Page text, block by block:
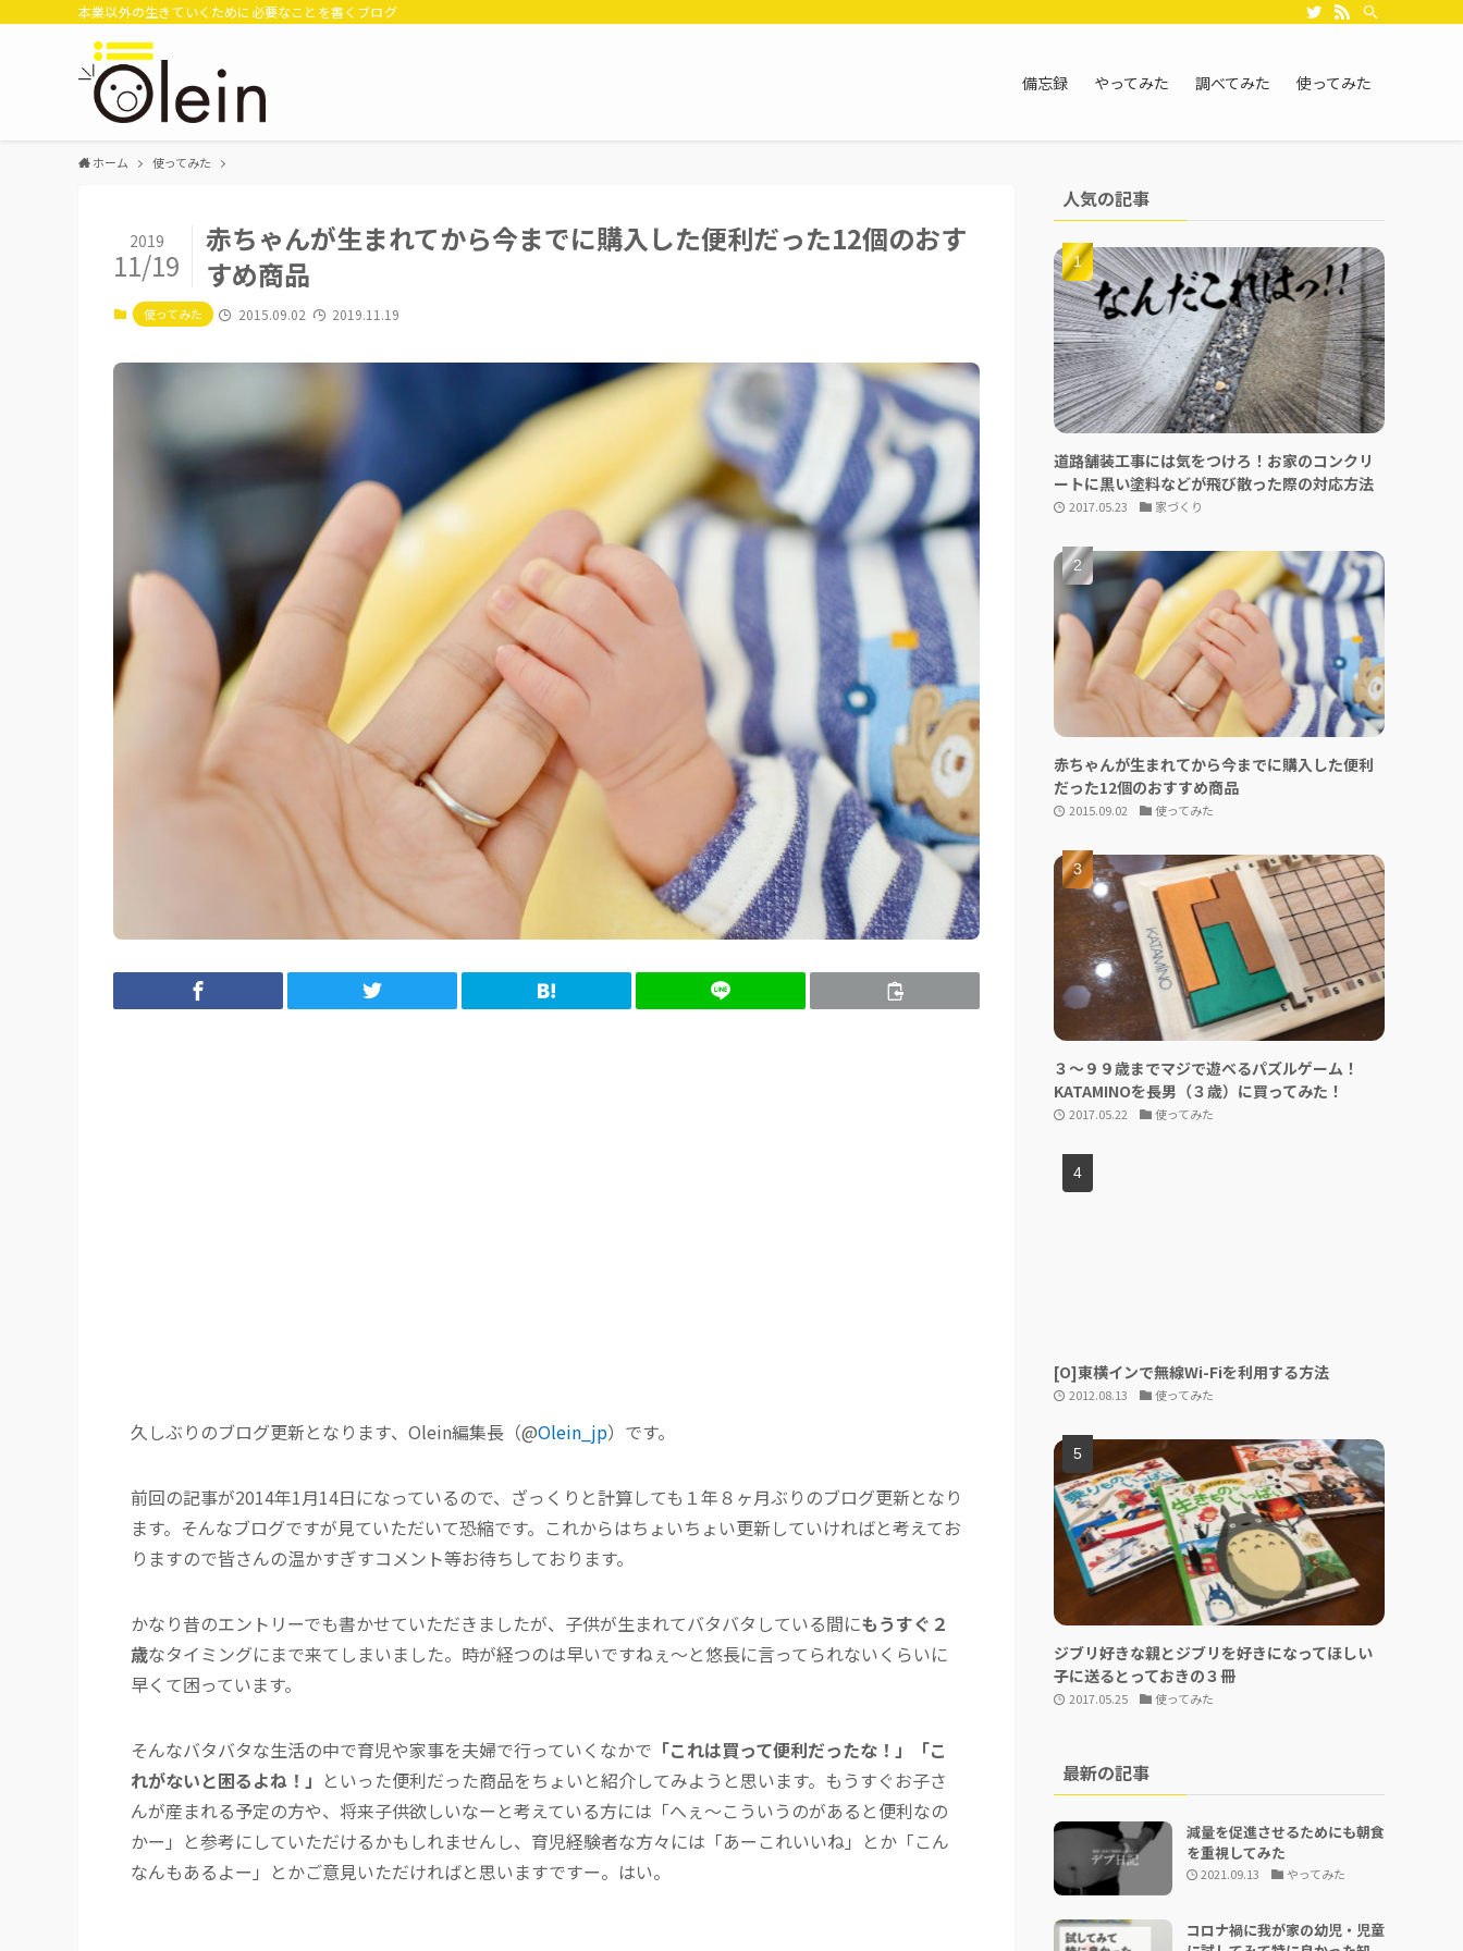
本業以外の生きていくために必要なことを書くブログ
備忘録 やってみた 調べてみた 使ってみた
ホーム 使ってみた
赤ちゃんが生まれてから今までに購入した便利だった12個のおす
すめ商品
2019
11/19
使ってみた 2015.09.02 2019.11.19
久しぶりのブログ更新となります、Olein編集長（@Olein_jp）です。
前回の記事が2014年1月14日になっているので、ざっくりと計算しても１年８ヶ月ぶりのブログ更新となり
ます。そんなブログですが見ていただいて恐縮です。これからはちょいちょい更新していければと考えてお
りますので皆さんの温かすぎすコメント等お待ちしております。
かなり昔のエントリーでも書かせていただきましたが、子供が生まれてバタバタしている間にもうすぐ２
歳なタイミングにまで来てしまいました。時が経つのは早いですねぇ〜と悠長に言ってられないくらいに
早くて困っています。
そんなバタバタな生活の中で育児や家事を夫婦で行っていくなかで 「これは買って便利だったな！」「こ
れがないと困るよね！」 といった便利だった商品をちょいと紹介してみようと思います。もうすぐお子さ
んが産まれる予定の方や、将来子供欲しいなーと考えている方には「へぇ〜こういうのがあると便利なの
かー」と参考にしていただけるかもしれませんし、育児経験者な方々には「あーこれいいね」とか「こん
なんもあるよー」とかご意見いただければと思いますですー。はい。
人気の記事
道路舗装工事には気をつけろ！お家のコンクリ
ートに黒い塗料などが飛び散った際の対応方法
2017.05.23 家づくり
赤ちゃんが生まれてから今までに購入した便利
だった12個のおすすめ商品
2015.09.02 使ってみた
３〜９９歳までマジで遊べるパズルゲーム！
KATAMINOを長男（３歳）に買ってみた！
2017.05.22 使ってみた
[O]東横インで無線Wi-Fiを利用する方法
2012.08.13 使ってみた
ジブリ好きな親とジブリを好きになってほしい
子に送るとっておきの３冊
2017.05.25 使ってみた
最新の記事
減量を促進させるためにも朝食
を重視してみた
2021.09.13 やってみた
コロナ禍に我が家の幼児・児童